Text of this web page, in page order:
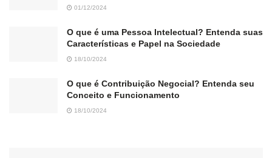
01/12/2024
O que é uma Pessoa Intelectual? Entenda suas
Características e Papel na Sociedade
18/10/2024
O que é Contribuição Negocial? Entenda seu
Conceito e Funcionamento
18/10/2024